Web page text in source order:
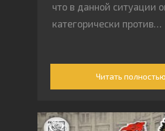
что в данной ситуации
категорически против…
Читать полностью